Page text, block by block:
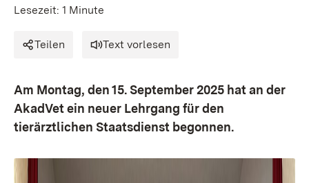
Lesezeit: 1 Minute
Teilen Text vorlesen
Am Montag, den 15. September 2025 hat an der
AkadVet ein neuer Lehrgang für den
tierärztlichen Staatsdienst begonnen.